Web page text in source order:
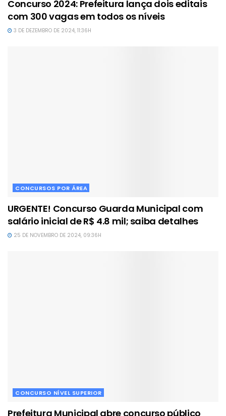
Concurso 2024: Prefeitura lança dois editais
com 300 vagas em todos os níveis
3 DE DEZEMBRO DE 2024, 11:36H
CONCURSOS POR ÁREA
URGENTE! Concurso Guarda Municipal com
salário inicial de R$ 4.8 mil; saiba detalhes
25 DE NOVEMBRO DE 2024, 09:36H
CONCURSO NÍVEL SUPERIOR
Prefeitura Municipal abre concurso público